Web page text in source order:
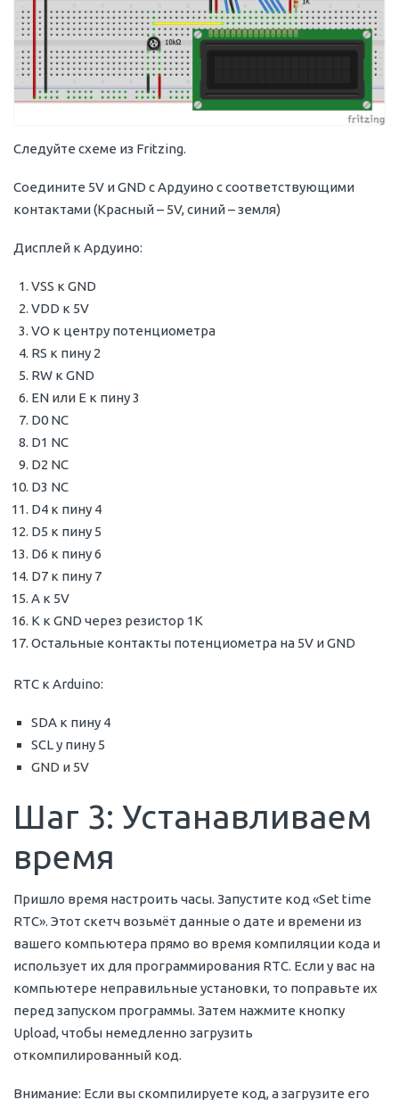
Следуйте схеме из Fritzing.
Соедините 5V и GND с Ардуино с соответствующими
контактами (Красный – 5V, синий – земля)
Дисплей к Ардуино:
VSS к GND
VDD к 5V
VO к центру потенциометра
RS к пину 2
RW к GND
EN или E к пину 3
D0 NC
D1 NC
D2 NC
D3 NC
D4 к пину 4
D5 к пину 5
D6 к пину 6
D7 к пину 7
A к 5V
K к GND через резистор 1K
Остальные контакты потенциометра на 5V и GND
RTC к Arduino:
SDA к пину 4
SCL у пину 5
GND и 5V
Шаг 3: Устанавливаем
время
Пришло время настроить часы. Запустите код «Set time
RTC». Этот скетч возьмёт данные о дате и времени из
вашего компьютера прямо во время компиляции кода и
использует их для программирования RTC. Если у вас на
компьютере неправильные установки, то поправьте их
перед запуском программы. Затем нажмите кнопку
Upload, чтобы немедленно загрузить
откомпилированный код.
Внимание: Если вы скомпилируете код, а загрузите его